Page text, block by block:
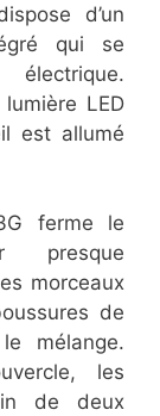
d’un
qui se
LED
est allumé
ferme le
presque
morceaux
de
mélange.
les
de deux